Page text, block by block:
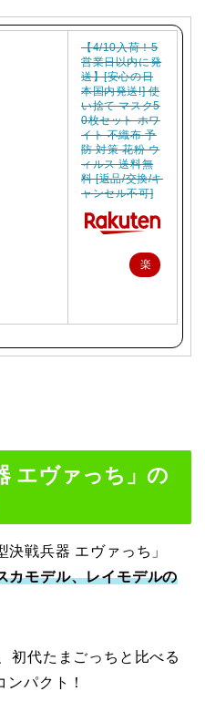
【4/10入荷！5
営業日以内に発
送】[安心の日
本国内発送!] 使
い捨て マスク5
0枚セット ホワ
イト 不織布 予
防 対策 花粉 ウ
ィルス 送料無
料 [返品/交換/キ
ャンセル不可]
楽
エヴァっち」の
戦兵器 エヴァっち」
カモデル、レイモデルの
初代たまごっちと比べる
パクト！